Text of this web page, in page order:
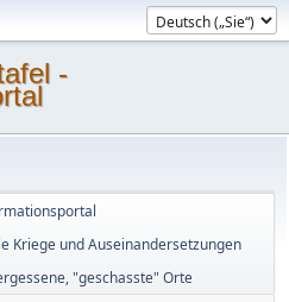
-
Kriege und Auseinandersetzungen
"geschasste" Orte